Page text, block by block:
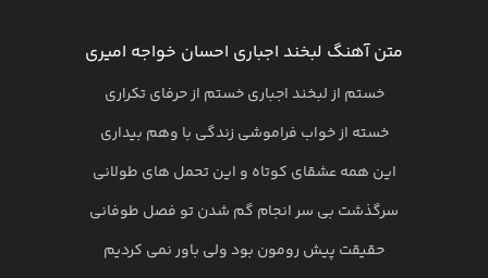
متن آهنگ لبخند اجباری احسان خواجه امیری
خستم از لبخند اجباری خستم از حرفای تکراری
خسته از خواب فراموشی زندگی با وهم بیداری
این همه عشقای کوتاه و این تحمل های طولانی
سرگذشت بی سر انجام گم شدن تو فصل طوفانی
حقیقت پیش رومون بود ولی باور نمی کردیم